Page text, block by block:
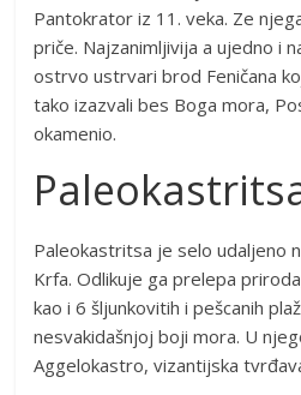
Pantokrator iz 11. veka. Ze
priče. Najzanimljivija a ujedno i
ostrvo ustrvari brod Feničana
tako izazvali bes Boga mora,
okamenio.
Paleokastritsa je selo udaljeno
Krfa. Odlikuje ga prelepa
kao i 6 šljunkovitih i pešcanih
nesvakidašnjoj boji mora. U
Aggelokastro, vizantijska